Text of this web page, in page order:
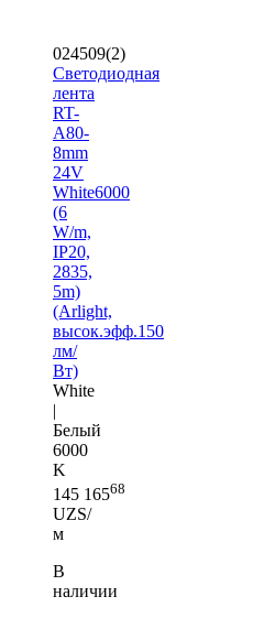
024509(2)
Светодиодная
лента
RT-
A80-
8mm
24V
White6000
(6
W/m,
IP20,
2835,
5m)
(Arlight,
высок.эфф.150
лм/
Вт)
White
|
Белый
6000
K
145 16568
UZS/
м
В
наличии